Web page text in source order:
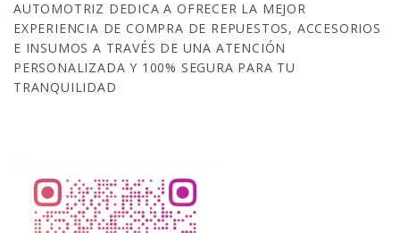
AUTOMOTRIZ DEDICA A OFRECER LA MEJOR
EXPERIENCIA DE COMPRA DE REPUESTOS, ACCESORIOS
E INSUMOS A TRAVÉS DE UNA ATENCIÓN
PERSONALIZADA Y 100% SEGURA PARA TU
TRANQUILIDAD